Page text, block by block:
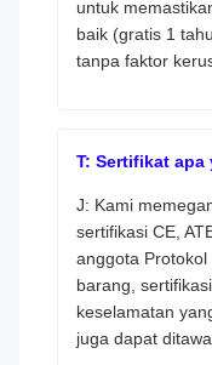
untuk
baik (gratis 1
tanpa faktor
T: Sertifikat apa
J: Kami
sertifikasi CE,
anggota Protokol
barang,
keselamatan
juga dapat